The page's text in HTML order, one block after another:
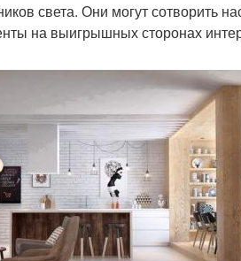
света. Они могут сотворить
на выигрышных сторонах